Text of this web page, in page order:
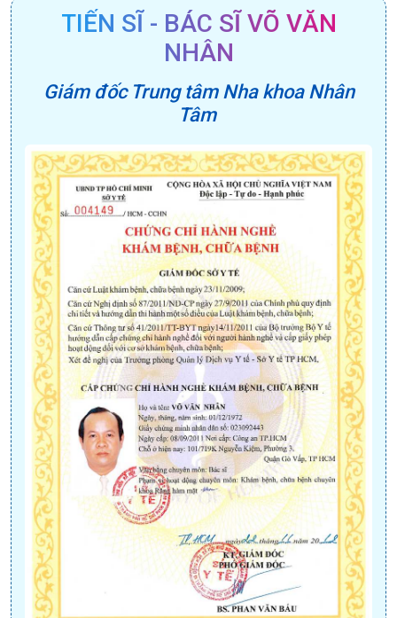
TIẾN SĨ - BÁC SĨ VÕ VĂN
NHÂN
Giám đốc Trung tâm Nha khoa Nhân
Tâm